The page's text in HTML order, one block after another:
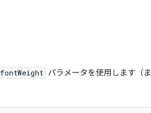
fontWeight パラメータを使用します（